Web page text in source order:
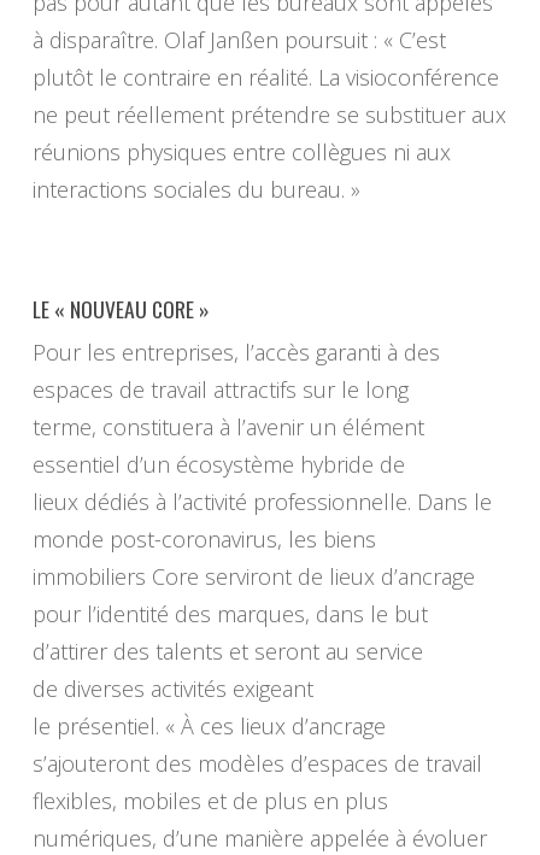
à disparaître. Olaf Janßen poursuit : « C’est
plutôt le contraire en réalité. La visioconférence
ne peut réellement prétendre se substituer aux
réunions physiques entre collègues ni aux
interactions sociales du bureau. »
LE « NOUVEAU CORE »
Pour les entreprises, l’accès garanti à des
espaces de travail attractifs sur le long
terme, constituera à l’avenir un élément
essentiel d’un écosystème hybride de
lieux dédiés à l’activité professionnelle. Dans le
monde post-coronavirus, les biens
immobiliers Core serviront de lieux d’ancrage
pour l’identité des marques, dans le but
d’attirer des talents et seront au service
de diverses activités exigeant
le présentiel. « À ces lieux d’ancrage
s’ajouteront des modèles d’espaces de travail
flexibles, mobiles et de plus en plus
numériques, d’une manière appelée à évoluer